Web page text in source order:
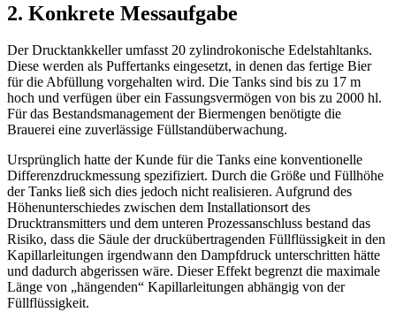
2. Konkrete Messaufgabe
Der Drucktankkeller umfasst 20 zylindrokonische Edelstahltanks.
Diese werden als Puffertanks eingesetzt, in denen das fertige Bier
für die Abfüllung vorgehalten wird. Die Tanks sind bis zu 17 m
hoch und verfügen über ein Fassungsvermögen von bis zu 2000 hl.
Für das Bestandsmanagement der Biermengen benötigte die
Brauerei eine zuverlässige Füllstandüberwachung.
Ursprünglich hatte der Kunde für die Tanks eine konventionelle
Differenzdruckmessung spezifiziert. Durch die Größe und Füllhöhe
der Tanks ließ sich dies jedoch nicht realisieren. Aufgrund des
Höhenunterschiedes zwischen dem Installationsort des
Drucktransmitters und dem unteren Prozessanschluss bestand das
Risiko, dass die Säule der druckübertragenden Füllflüssigkeit in den
Kapillarleitungen irgendwann den Dampfdruck unterschritten hätte
und dadurch abgerissen wäre. Dieser Effekt begrenzt die maximale
Länge von „hängenden“ Kapillarleitungen abhängig von der
Füllflüssigkeit.